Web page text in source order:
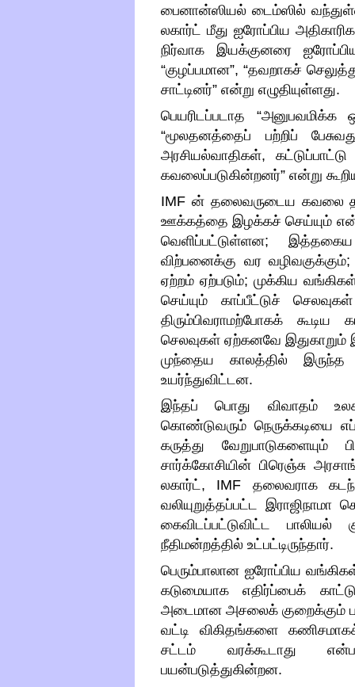
பைனான்ஸியல் டைம்ஸில்
லகார்ட் மீது ஐரோப்பிய
நிர்வாக இயக்குனரை
“குழப்பமான”, “தவறாகச்
சாட்டினர்” என்று எழுதியுள்ளது.
பெயரிடப்படாத “அனுபவமிக்க
“மூலதனத்தைப் பற்றிப்
அரசியல்வாதிகள்,
கவலைப்படுகின்றனர்” என்று
IMF ன் தலைவருடைய கவலை
ஊக்கத்தை இழக்கச் செய்யும்
வெளிப்பட்டுள்ளன;
விற்பனைக்கு வர வழிவகுக்கும்
ஏற்றம் ஏற்படும்; முக்கிய
செய்யும் காப்பீட்டுச் செலவுகள்
திரும்பிவராமற்போகக்
செலவுகள் ஏற்கனவே இதுகாறும்
முந்தைய காலத்தில் இருந்த
உயர்ந்துவிட்டன.
இந்தப் பொது விவாதம் உலக
கொண்டுவரும் நெருக்கடியை
கருத்து வேறுபாடுகளையும்
சார்க்கோசியின் பிரெஞ்சு
லகார்ட், IMF தலைவராக
வலியுறுத்தப்பட்ட இராஜிநாமா
கைவிடப்பட்டுவிட்ட
நீதிமன்றத்தில் உட்பட்டிருந்தார்.
பெரும்பாலான ஐரோப்பிய
கடுமையாக எதிர்ப்பைக்
அடைமான அசலைக் குறைக்கும்
வட்டி விகிதங்களை
சட்டம் வரக்கூடாது
பயன்படுத்துகின்றன.